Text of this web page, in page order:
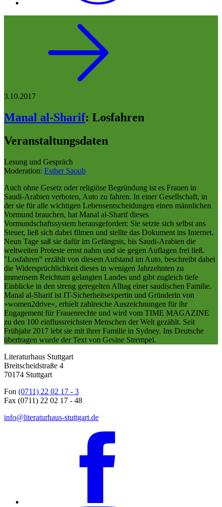
3.10.2017
Manal al-Sharif: Losfahren
Veranstaltungsdaten
Lesung und Gespräch
Moderation: Esther Saoub
Auch ohne Gesetz oder religiöse Begründung ist es Frauen in
Saudi-Arabien verboten, Auto zu fahren. In einer Gesellschaft, in
der sie für alle wichtigen Lebensentscheidungen einen männlichen
Vormund brauchen, hat Manal al-Sharif dieses
Vormundschaftssystem herausgefordert: Sie setzte sich selbst ans
Steuer, ließ sich dabei filmen und stellte das Dokument ins Internet.
Neun Tage saß sie dafür im Gefängnis, bis Saudi-Arabien die
weltweiten Proteste ernst nahm und sie gegen Auflagen frei ließ.
"Losfahren" erzählt von diesem Aufstand im Auto, beschreibt dabei
die Widersprüchlichkeit dieses in wenigen Jahrzehnten zu
immensem Reichtum gelangten Landes und gibt zugleich tiefe
Einblicke in den streng geregelten Alltag einer saudischen Familie.
Manal al-Sharif ist IT-Sicherheitsexpertin und Gründerin von
»women2drive«, erhielt zahlreiche Auszeichnungen für ihr
Engagement für Frauenrechte und wird vom TIME MAGAZINE
zu den 100 einflussreichsten Menschen der Welt gezählt. Seit
Frühjahr 2017 lebt sie mit ihrer Familie in Sydney. Ins Deutsche
übertragen wurde der Text von Gesine Strempel.
Literaturhaus Stuttgart
Breitscheidstraße 4
70174 Stuttgart
Fon (0711) 22 02 17 - 3
Fax (0711) 22 02 17 - 48
info@literaturhaus-stuttgart.de